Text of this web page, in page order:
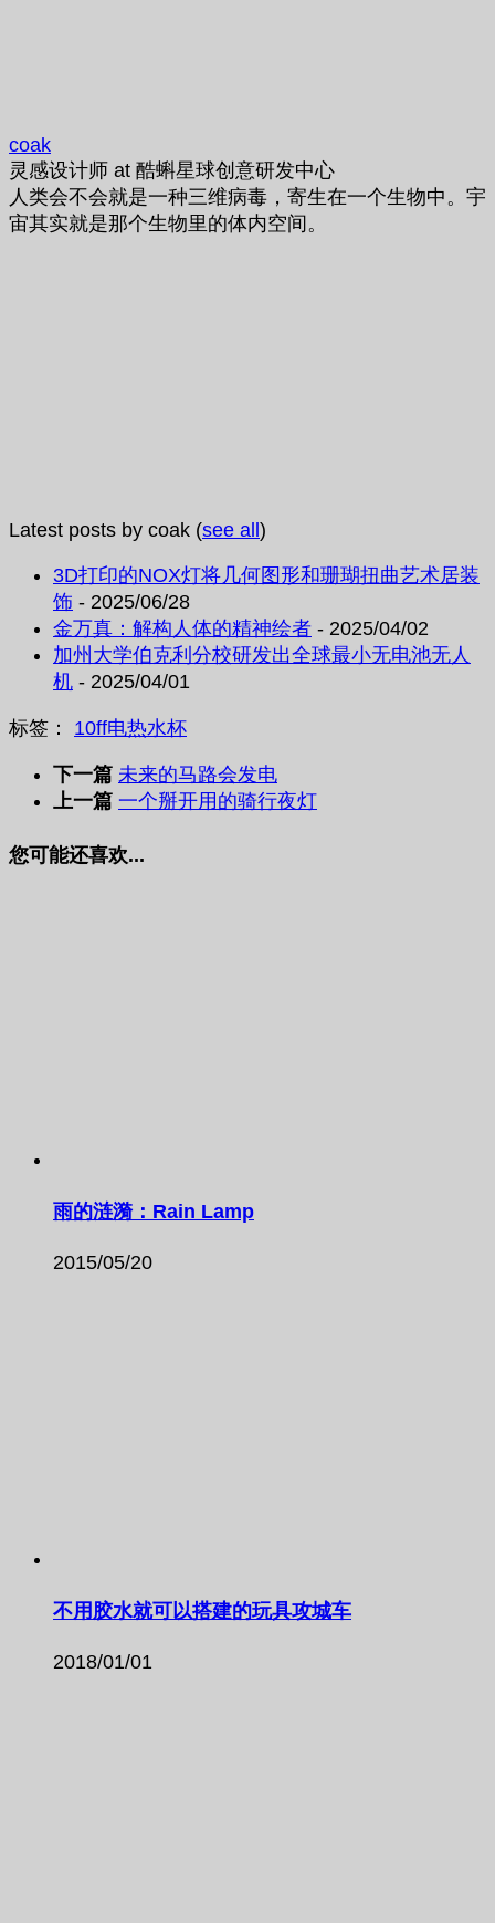
coak
灵感设计师 at 酷蝌星球创意研发中心
人类会不会就是一种三维病毒，寄生在一个生物中。宇
宙其实就是那个生物里的体内空间。
Latest posts by coak (see all )
3D打印的NOX灯将几何图形和珊瑚扭曲艺术居装
饰 - 2025/06/28
金万真：解构人体的精神绘者 - 2025/04/02
加州大学伯克利分校研发出全球最小无电池无人
机 - 2025/04/01
标签： 10ff电热水杯
下一篇 未来的马路会发电
上一篇 一个掰开用的骑行夜灯
您可能还喜欢...
雨的涟漪：Rain Lamp
2015/05/20
不用胶水就可以搭建的玩具攻城车
2018/01/01